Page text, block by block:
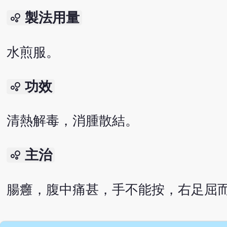
bubble_chart 製法用量
水煎服。
bubble_chart 功效
清熱解毒，消腫散結。
bubble_chart 主治
腸癰，腹中痛甚，手不能按，右足屈